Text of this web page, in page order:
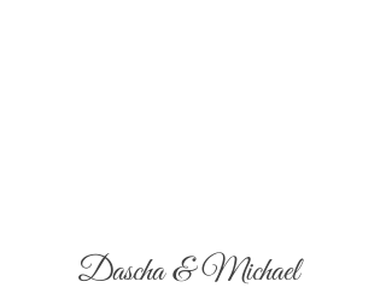
Dascha & Michael